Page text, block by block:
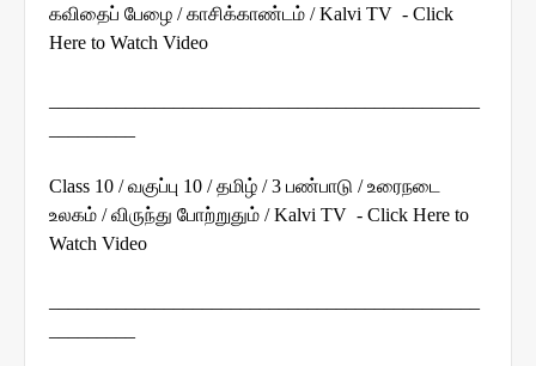
கவிதைப் பேழை / காசிக்காண்டம் / Kalvi TV - Click
Here to Watch Video
Class 10 / வகுப்பு 10 / தமிழ் / 3 பண்பாடு / உரைநடை
உலகம் / விருந்து போற்றுதும் / Kalvi TV - Click Here to
Watch Video